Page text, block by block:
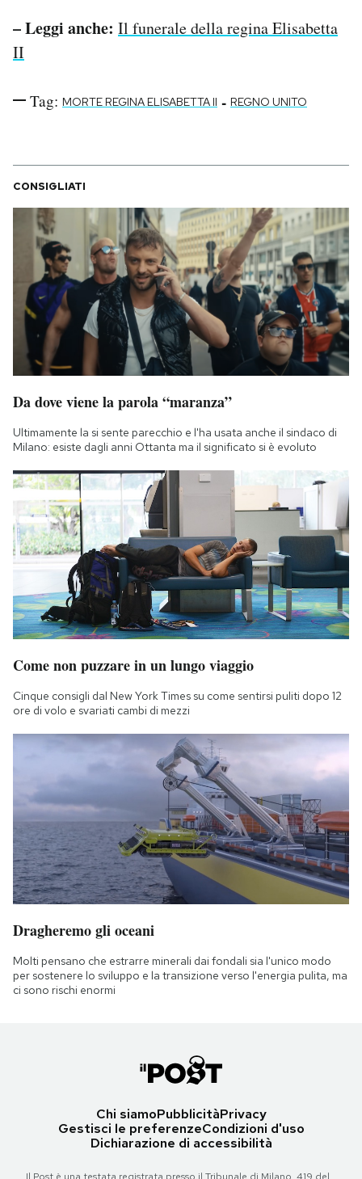
– Leggi anche: Il funerale della regina Elisabetta
II
Tag: MORTE REGINA ELISABETTA II - REGNO UNITO
CONSIGLIATI
Da dove viene la parola “maranza”
Ultimamente la si sente parecchio e l'ha usata anche il sindaco di
Milano: esiste dagli anni Ottanta ma il significato si è evoluto
Come non puzzare in un lungo viaggio
Cinque consigli dal New York Times su come sentirsi puliti dopo 12
ore di volo e svariati cambi di mezzi
Dragheremo gli oceani
Molti pensano che estrarre minerali dai fondali sia l'unico modo
per sostenere lo sviluppo e la transizione verso l'energia pulita, ma
ci sono rischi enormi
Chi siamoPubblicitàPrivacy
Gestisci le preferenzeCondizioni d'uso
Dichiarazione di accessibilità
Il Post è una testata registrata presso il Tribunale di Milano, 419 del